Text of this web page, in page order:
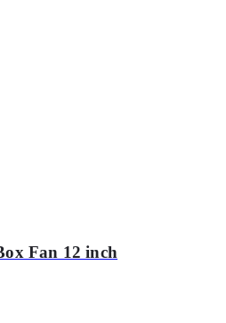
Fan 12 inch